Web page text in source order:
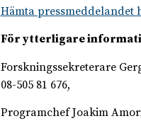
Hämta pressmeddelandet
För ytterligare
Forskningssekreterare
08-505 81 676,
Programchef Joakim